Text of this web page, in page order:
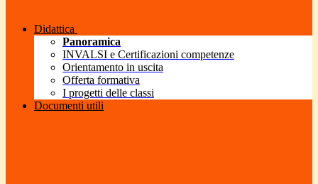
Didattica
Panoramica
INVALSI e Certificazioni competenze
Orientamento in uscita
Offerta formativa
I progetti delle classi
Documenti utili